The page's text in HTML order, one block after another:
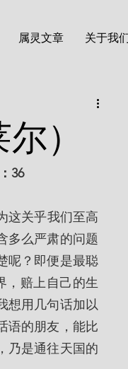
属灵文章 关于我
）
36
多么严肃的问题
呢？即便是最聪
，赔上自己的生
想用几句话加以
语的朋友，能比
乃是通往天国的